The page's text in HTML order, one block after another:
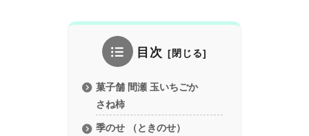
目次
菓子舗 間瀬 玉いちごか
さね柿
季のせ （ときのせ）